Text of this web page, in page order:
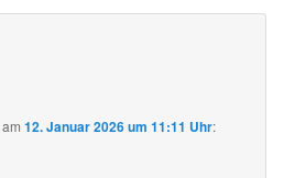
am12. Januar 2026 um 11:11 Uhr: